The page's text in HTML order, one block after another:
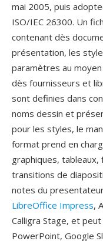
mai 2005, puis
ISO/IEC 26300. Un
contenant dès
présentation, les
paramètres au
dès fournisseurs et
sont definies dans
noms dessin et
pour les styles, le
format prend en
graphiques,
transitions de
notes du
LibreOffice Impress,
Calligra Stage, et
PowerPoint, Google